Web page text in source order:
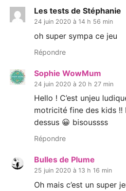
Les tests de Stéphanie
24 juin 2020 à 14 h 56 min
oh super sympa ce jeu
Répondre
Sophie WowMum
24 juin 2020 à 20 h 27 min
Hello ! C’est unjeu
motricité fine des kids
dessus 😀 bisoussss
Répondre
Bulles de Plume
25 juin 2020 à 13 h 16 min
Oh mais c’est un super